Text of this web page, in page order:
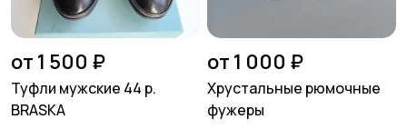
от 1 500 ₽
Туфли мужские 44 р.
BRASKA
от 1 000 ₽
Хрустальные рюмочные
фужеры